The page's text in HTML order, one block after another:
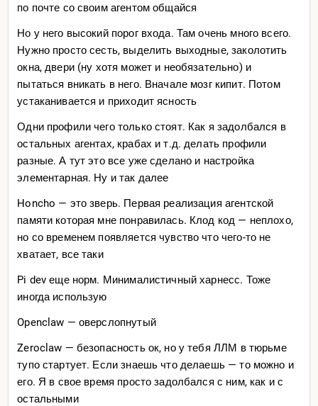
по почте со своим агентом общайся
Но у него высокий порог входа. Там очень много всего.
Нужно просто сесть, выделить выходные, заколотить
окна, двери (ну хотя может и необязательно) и
пытаться вникать в него. Вначале мозг кипит. Потом
устаканивается и приходит ясность
Одни профили чего только стоят. Как я задолбался в
остальных агентах, крабах и т.д. делать профили
разные. А тут это все уже сделано и настройка
элементарная. Ну и так далее
Honcho — это зверь. Первая реализация агентской
памяти которая мне понравилась. Клод код — неплохо,
но со временем появляется чувство что чего-то не
хватает, все таки
Pi dev еще норм. Минималистичный харнесс. Тоже
иногда использую
Openclaw — оверслопнутый
Zeroclaw — безопасность ок, но у тебя ЛЛМ в тюрьме
тупо стартует. Если знаешь что делаешь — то можно и
его. Я в свое время просто задолбался с ним, как и с
остальными